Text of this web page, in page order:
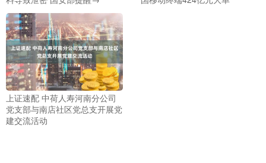
上证速配 中荷人寿河南分公司
党支部与南店社区党总支开展党
建交流活动